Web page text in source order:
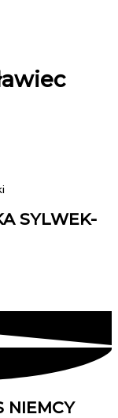
SYLWEK-
NIEMCY